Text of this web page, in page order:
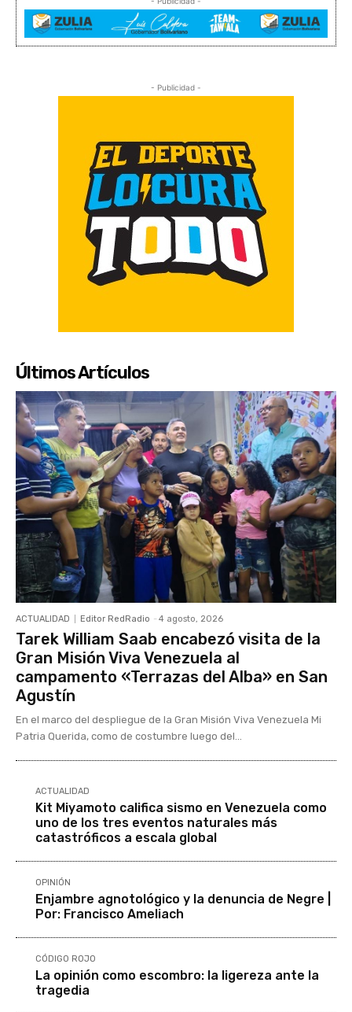
- Publicidad -
Últimos Artículos
ACTUALIDAD Editor RedRadio - 4 agosto, 2026
Tarek William Saab encabezó visita de la
Gran Misión Viva Venezuela al
campamento «Terrazas del Alba» en San
Agustín
En el marco del despliegue de la Gran Misión Viva Venezuela Mi
Patria Querida, como de costumbre luego del...
ACTUALIDAD
Kit Miyamoto califica sismo en Venezuela como
uno de los tres eventos naturales más
catastróficos a escala global
OPINIÓN
Enjambre agnotológico y la denuncia de Negre |
Por: Francisco Ameliach
CÓDIGO ROJO
La opinión como escombro: la ligereza ante la
tragedia